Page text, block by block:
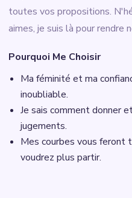
toutes vos propositions.
aimes, je suis là pour rendre
Pourquoi Me Choisir
Ma féminité et ma
inoubliable.
Je sais comment donner
jugements.
Mes courbes vous feront
voudrez plus partir.